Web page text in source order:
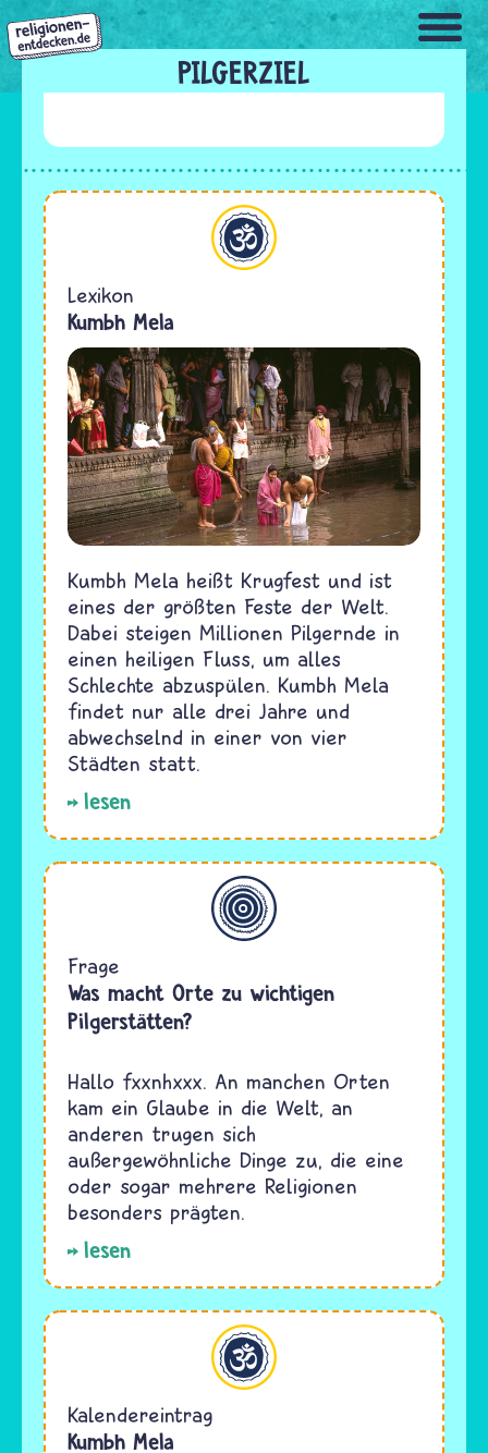
Direkt
zum
Inhalt
PILGERZIEL
Hinduismus
Lexikon
Kumbh Mela
Kumbh Mela heißt Krugfest und ist
eines der größten Feste der Welt.
Dabei steigen Millionen Pilgernde in
einen heiligen Fluss, um alles
Schlechte abzuspülen. Kumbh Mela
findet nur alle drei Jahre und
abwechselnd in einer von vier
Städten statt.
lesen
Allgemein
Frage
Was macht Orte zu wichtigen
Pilgerstätten?
Hallo fxxnhxxx. An manchen Orten
kam ein Glaube in die Welt, an
anderen trugen sich
außergewöhnliche Dinge zu, die eine
oder sogar mehrere Religionen
besonders prägten.
lesen
Hinduismus
Kalendereintrag
Kumbh Mela